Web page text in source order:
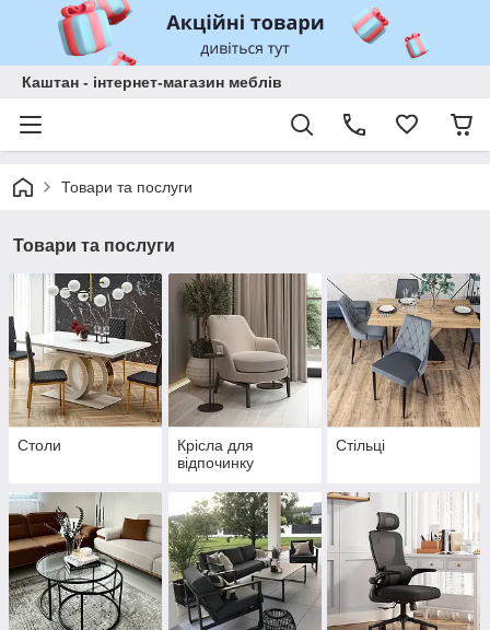
Каштан - інтернет-магазин меблів
Товари та послуги
Товари та послуги
Столи
Крісла для
відпочинку
Стільці